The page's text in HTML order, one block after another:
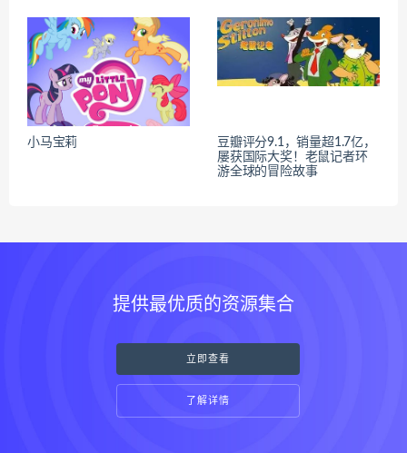
小马宝莉
豆瓣评分9.1，销量超1.7亿，
屡获国际大奖！老鼠记者环
游全球的冒险故事
提供最优质的资源集合
立即查看
了解详情